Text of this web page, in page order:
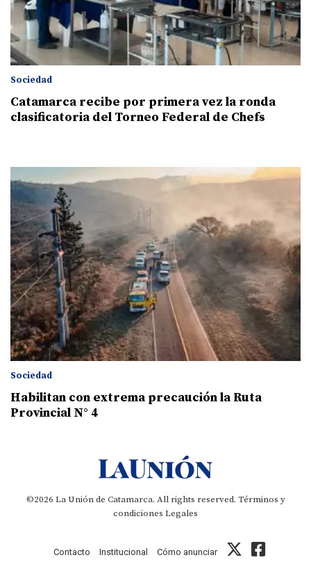
Sociedad
Catamarca recibe por primera vez la ronda
clasificatoria del Torneo Federal de Chefs
Sociedad
Habilitan con extrema precaución la Ruta
Provincial N° 4
©2026 La Unión de Catamarca. All rights reserved. Términos y
condiciones Legales
Contacto Institucional Cómo anunciar